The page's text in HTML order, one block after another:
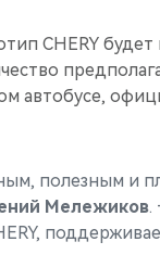
CHERY
автобусе,
полезным и
Мележиков.